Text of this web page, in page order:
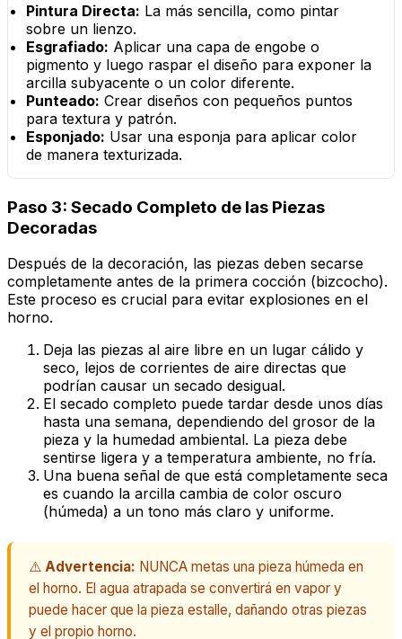
Pintura Directa: La más sencilla, como pintar
sobre un lienzo.
Esgrafiado: Aplicar una capa de engobe o
pigmento y luego raspar el diseño para exponer la
arcilla subyacente o un color diferente.
Punteado: Crear diseños con pequeños puntos
para textura y patrón.
Esponjado: Usar una esponja para aplicar color
de manera texturizada.
Paso 3: Secado Completo de las Piezas
Decoradas
Después de la decoración, las piezas deben secarse
completamente antes de la primera cocción (bizcocho).
Este proceso es crucial para evitar explosiones en el
horno.
Deja las piezas al aire libre en un lugar cálido y
seco, lejos de corrientes de aire directas que
podrían causar un secado desigual.
El secado completo puede tardar desde unos días
hasta una semana, dependiendo del grosor de la
pieza y la humedad ambiental. La pieza debe
sentirse ligera y a temperatura ambiente, no fría.
Una buena señal de que está completamente seca
es cuando la arcilla cambia de color oscuro
(húmeda) a un tono más claro y uniforme.
⚠️ Advertencia: NUNCA metas una pieza húmeda en
el horno. El agua atrapada se convertirá en vapor y
puede hacer que la pieza estalle, dañando otras piezas
y el propio horno.